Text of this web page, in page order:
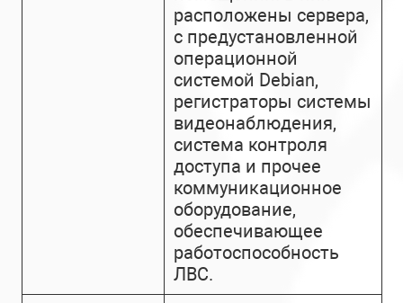
расположены сервера,
с предустановленной
операционной
системой Debian,
регистраторы системы
видеонаблюдения,
система контроля
доступа и прочее
коммуникационное
оборудование,
обеспечивающее
работоспособность
ЛВС.